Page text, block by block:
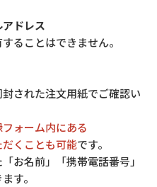
ドレス
ることはできません。
された注文用紙でご確認い
ォーム内にある
くことも可能です。
お名前」「携帯電話番号」
す。